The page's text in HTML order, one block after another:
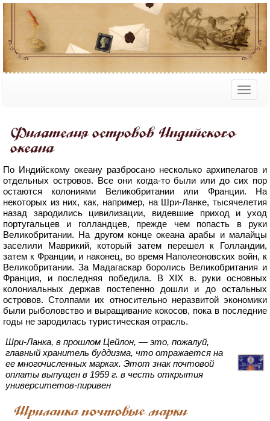
Филателия островов Индийского
океана
По Индийскому океану разбросано несколько архипелагов и
отдельных островов. Все они когда-то были или до сих пор
остаются колониями Великобритании или Франции. На
некоторых из них, как, например, на Шри-Ланке, тысячелетия
назад зародились цивилизации, видевшие приход и уход
португальцев и голландцев, прежде чем попасть в руки
Великобритании. На другом конце океана арабы и малайцы
заселили Маврикий, который затем перешел к Голландии,
затем к Франции, и наконец, во время Наполеоновских войн, к
Великобритании. За Мадагаскар боролись Великобритания и
Франция, и последняя победила. В XIX в. руки основных
колониальных держав постепенно дошли и до остальных
островов. Столпами их относительно неразвитой экономики
были рыболовство и выращивание кокосов, пока в последние
годы не зародилась туристическая отрасль.
Шри-Ланка, в прошлом Цейлон, — это, пожалуй,
главный хранитель буддизма, что отражается на
ее многочисленных марках. Этот знак почтовой
оплаты выпущен в 1959 г. в честь открытия
университетов-пиривен
Шриланка почтовые марки